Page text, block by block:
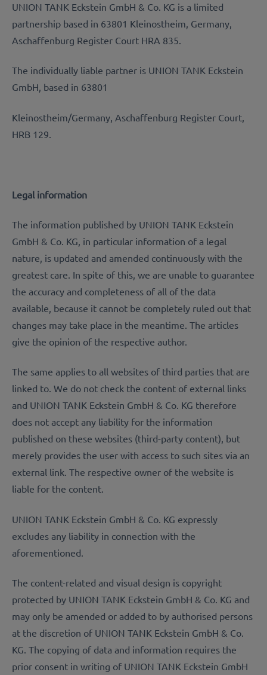
UNION TANK Eckstein GmbH & Co. KG is a limited
partnership based in 63801 Kleinostheim, Germany,
Aschaffenburg Register Court HRA 835.
The individually liable partner is UNION TANK Eckstein
GmbH, based in 63801
Kleinostheim/Germany, Aschaffenburg Register Court,
HRB 129.
Legal information
The information published by UNION TANK Eckstein
GmbH & Co. KG, in particular information of a legal
nature, is updated and amended continuously with the
greatest care. In spite of this, we are unable to guarantee
the accuracy and completeness of all of the data
available, because it cannot be completely ruled out that
changes may take place in the meantime. The articles
give the opinion of the respective author.
The same applies to all websites of third parties that are
linked to. We do not check the content of external links
and UNION TANK Eckstein GmbH & Co. KG therefore
does not accept any liability for the information
published on these websites (third-party content), but
merely provides the user with access to such sites via an
external link. The respective owner of the website is
liable for the content.
UNION TANK Eckstein GmbH & Co. KG expressly
excludes any liability in connection with the
aforementioned.
The content-related and visual design is copyright
protected by UNION TANK Eckstein GmbH & Co. KG and
may only be amended or added to by authorised persons
at the discretion of UNION TANK Eckstein GmbH & Co.
KG. The copying of data and information requires the
prior consent in writing of UNION TANK Eckstein GmbH